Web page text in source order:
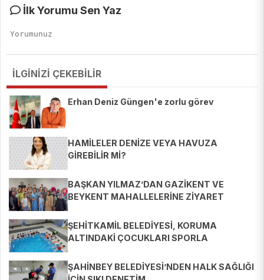
İlk Yorumu Sen Yaz
İLGİNİZİ ÇEKEBİLİR
Erhan Deniz Güngen'e zorlu görev
HAMİLELER DENİZE VEYA HAVUZA
GİREBİLİR Mİ?
BAŞKAN YILMAZ’DAN GAZİKENT VE
BEYKENT MAHALLELERİNE ZİYARET
ŞEHİTKAMİL BELEDİYESİ, KORUMA
ALTINDAKİ ÇOCUKLARI SPORLA
ŞAHİNBEY BELEDİYESİ’NDEN HALK SAĞLIĞI